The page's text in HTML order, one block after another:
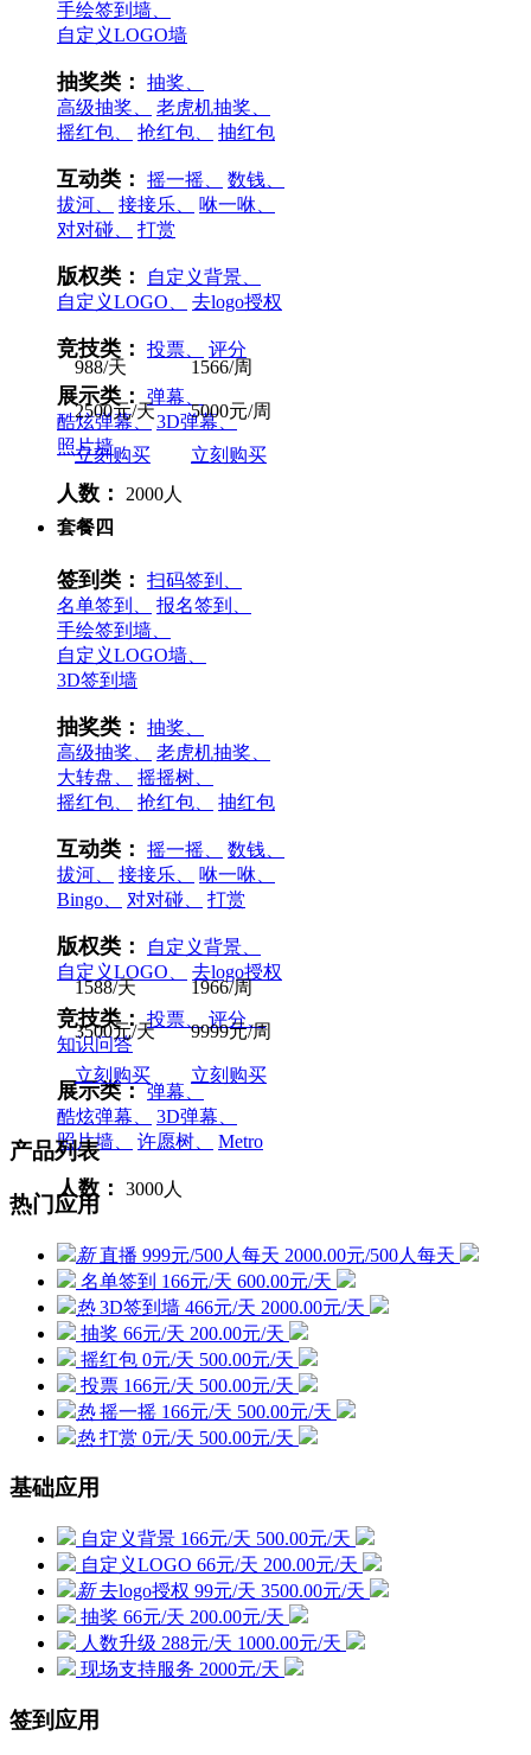
手绘签到墙、
自定义LOGO墙
抽奖类：
抽奖、
高级抽奖、
老虎机抽奖、
摇红包、
抢红包、 抽红包
互动类： 摇一摇、
数钱、
拔河、
接接乐、
咻一咻、
对对碰、
打赏
版权类：
自定义背景、
自定义LOGO、
去logo授权
竞技类： 投票、 评分
展示类：
弹幕、
酷炫弹幕、 3D弹幕、
照片墙
人数： 2000人
988/天
2500元/天
立刻购买
1566/周
5000元/周
立刻购买
套餐四
签到类：
扫码签到、
名单签到、
报名签到、
手绘签到墙、
自定义LOGO墙、
3D签到墙
抽奖类：
抽奖、
高级抽奖、
老虎机抽奖、
大转盘、
摇摇树、
摇红包、
抢红包、 抽红包
互动类： 摇一摇、
数钱、
拔河、
接接乐、
咻一咻、
Bingo、
对对碰、 打赏
版权类：
自定义背景、
自定义LOGO、
去logo授权
竞技类： 投票、
评分、
知识问答
展示类： 弹幕、
酷炫弹幕、
3D弹幕、
照片墙、
许愿树、 Metro
人数： 3000人
1588/天
3500元/天
立刻购买
1966/周
9999元/周
立刻购买
产品列表
热门应用
新 直播 999元/500人每天 2000.00元/500人每天
名单签到 166元/天 600.00元/天
热 3D签到墙 466元/天 2000.00元/天
抽奖 66元/天 200.00元/天
摇红包 0元/天 500.00元/天
投票 166元/天 500.00元/天
热 摇一摇 166元/天 500.00元/天
热 打赏 0元/天 500.00元/天
基础应用
自定义背景 166元/天 500.00元/天
自定义LOGO 66元/天 200.00元/天
新 去logo授权 99元/天 3500.00元/天
抽奖 66元/天 200.00元/天
人数升级 288元/天 1000.00元/天
现场支持服务 2000元/天
签到应用